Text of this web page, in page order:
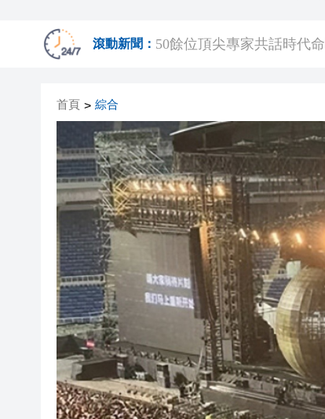
滾動新聞： 50餘位頂尖專家共話時代
2025年海南儋州以舊換新帶
山東26戶省屬國企去年合
瀋陽鐵西校園閱讀活動解
黎智英案｜吳良好：依法
騰出更多時間專注做好宏
50餘位頂尖專家共話時代命
海南澄邁文儒煥新升級
梁振英率港區全國政協委
2025年海南儋州以舊換新
首頁 > 綜合